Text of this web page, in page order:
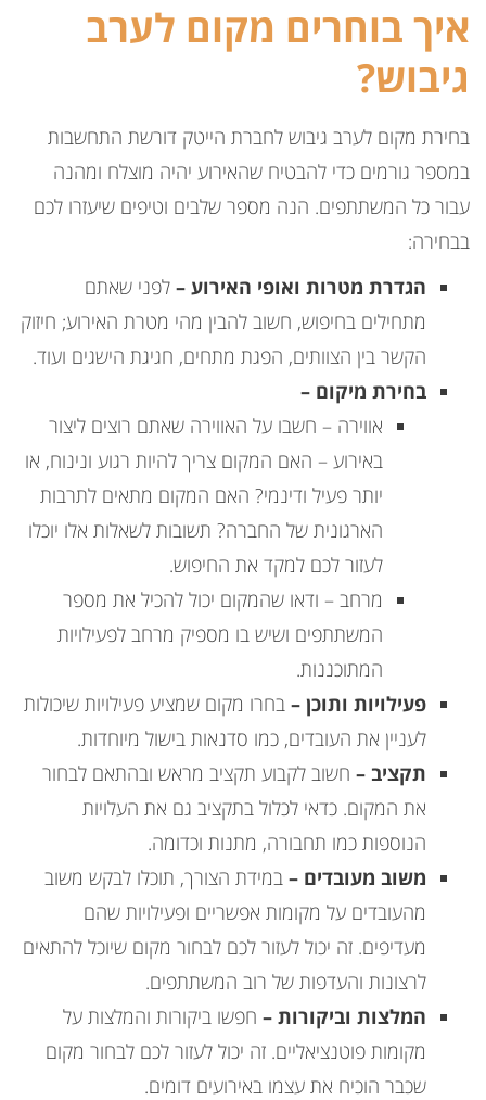
איך בוחרים מקום לערב
גיבוש?
בחירת מקום לערב גיבוש לחברת הייטק דורשת התחשבות
במספר גורמים כדי להבטיח שהאירוע יהיה מוצלח ומהנה
עבור כל המשתתפים. הנה מספר שלבים וטיפים שיעזרו לכם
בבחירה:
הגדרת מטרות ואופי האירוע – לפני שאתם
מתחילים בחיפוש, חשוב להבין מהי מטרת האירוע; חיזוק
הקשר בין הצוותים, הפגת מתחים, חגיגת הישגים ועוד.
בחירת מיקום –
אווירה – חשבו על האווירה שאתם רוצים ליצור
באירוע – האם המקום צריך להיות רגוע ונינוח, או
יותר פעיל ודינמי? האם המקום מתאים לתרבות
הארגונית של החברה? תשובות לשאלות אלו יוכלו
לעזור לכם למקד את החיפוש.
מרחב – ודאו שהמקום יכול להכיל את מספר
המשתתפים ושיש בו מספיק מרחב לפעילויות
המתוכננות.
פעילויות ותוכן – בחרו מקום שמציע פעילויות שיכולות
לעניין את העובדים, כמו סדנאות בישול מיוחדות.
תקציב – חשוב לקבוע תקציב מראש ובהתאם לבחור
את המקום. כדאי לכלול בתקציב גם את העלויות
הנוספות כמו תחבורה, מתנות וכדומה.
משוב מעובדים – במידת הצורך, תוכלו לבקש משוב
מהעובדים על מקומות אפשריים ופעילויות שהם
מעדיפים. זה יכול לעזור לכם לבחור מקום שיוכל להתאים
לרצונות והעדפות של רוב המשתתפים.
המלצות וביקורות – חפשו ביקורות והמלצות על
מקומות פוטנציאליים. זה יכול לעזור לכם לבחור מקום
שכבר הוכיח את עצמו באירועים דומים.